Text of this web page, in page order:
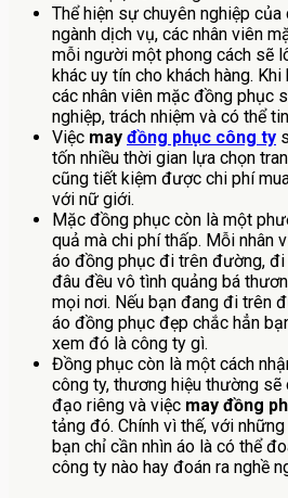
Thể hiện sự chuyên nghiệp
ngành dịch vụ, các nhân viên
mỗi người một phong cách sẽ
khác uy tín cho khách hàng.
các nhân viên mặc đồng phục
nghiệp, trách nhiệm và có thể
Việc may đồng phục công ty
tốn nhiều thời gian lựa chọn
cũng tiết kiệm được chi phí
với nữ giới.
Mặc đồng phục còn là một
quả mà chi phí thấp. Mỗi nhân
áo đồng phục đi trên đường,
đâu đều vô tình quảng bá
mọi nơi. Nếu bạn đang đi trên
áo đồng phục đẹp chắc hẳn
xem đó là công ty gì.
Đồng phục còn là một cách
công ty, thương hiệu thường
đạo riêng và việc may đồng
tảng đó. Chính vì thế, với
bạn chỉ cần nhìn áo là có thể
công ty nào hay đoán ra nghề